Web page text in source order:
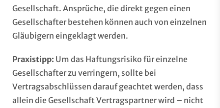
Gesellschaft. Ansprüche, die direkt gegen einen
Gesellschafter bestehen können auch von einzelnen
Gläubigern eingeklagt werden.
Praxistipp: Um das Haftungsrisiko für einzelne
Gesellschafter zu verringern, sollte bei
Vertragsabschlüssen darauf geachtet werden, dass
allein die Gesellschaft Vertragspartner wird – nicht